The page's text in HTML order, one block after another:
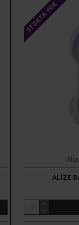
STOKTA YOK
ALIZE